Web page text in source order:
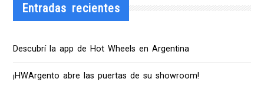
Entradas recientes
Descubrí la app de Hot Wheels en Argentina
¡HWArgento abre las puertas de su showroom!